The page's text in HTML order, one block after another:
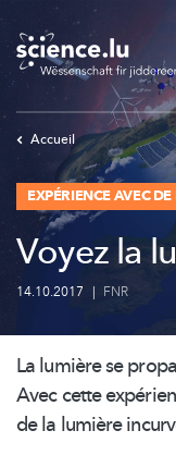
Skip
main
content
Accueil
EXPÉRIENCE AVEC DE
Voyez la
14.10.2017 | FNR
La lumière se
Avec cette
de la lumière